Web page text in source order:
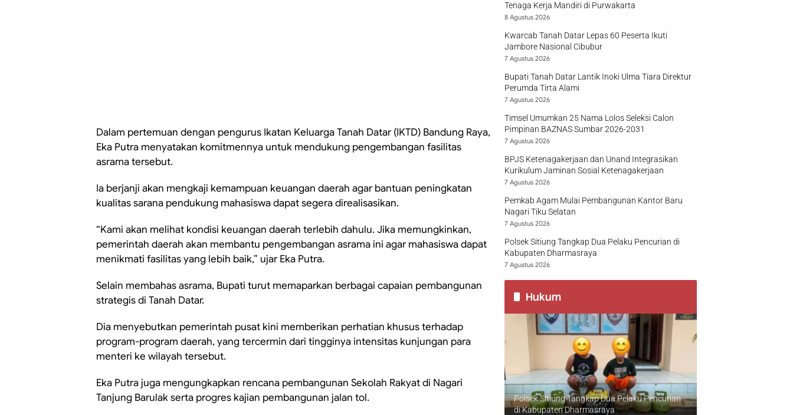
Dalam pertemuan dengan pengurus Ikatan Keluarga Tanah Datar (IKTD) Bandung Raya,
Eka Putra menyatakan komitmennya untuk mendukung pengembangan fasilitas
asrama tersebut.
Ia berjanji akan mengkaji kemampuan keuangan daerah agar bantuan peningkatan
kualitas sarana pendukung mahasiswa dapat segera direalisasikan.
“Kami akan melihat kondisi keuangan daerah terlebih dahulu. Jika memungkinkan,
pemerintah daerah akan membantu pengembangan asrama ini agar mahasiswa dapat
menikmati fasilitas yang lebih baik,” ujar Eka Putra.
Selain membahas asrama, Bupati turut memaparkan berbagai capaian pembangunan
strategis di Tanah Datar.
Dia menyebutkan pemerintah pusat kini memberikan perhatian khusus terhadap
program-program daerah, yang tercermin dari tingginya intensitas kunjungan para
menteri ke wilayah tersebut.
Eka Putra juga mengungkapkan rencana pembangunan Sekolah Rakyat di Nagari
Tanjung Barulak serta progres kajian pembangunan jalan tol.
Tenaga Kerja Mandiri di Purwakarta
8 Agustus 2026
Kwarcab Tanah Datar Lepas 60 Peserta Ikuti
Jambore Nasional Cibubur
7 Agustus 2026
Bupati Tanah Datar Lantik Inoki Ulma Tiara Direktur
Perumda Tirta Alami
7 Agustus 2026
Timsel Umumkan 25 Nama Lolos Seleksi Calon
Pimpinan BAZNAS Sumbar 2026-2031
7 Agustus 2026
BPJS Ketenagakerjaan dan Unand Integrasikan
Kurikulum Jaminan Sosial Ketenagakerjaan
7 Agustus 2026
Pemkab Agam Mulai Pembangunan Kantor Baru
Nagari Tiku Selatan
7 Agustus 2026
Polsek Sitiung Tangkap Dua Pelaku Pencurian di
Kabupaten Dharmasraya
7 Agustus 2026
Hukum
Polsek Sitiung Tangkap Dua Pelaku Pencurian
di Kabupaten Dharmasraya